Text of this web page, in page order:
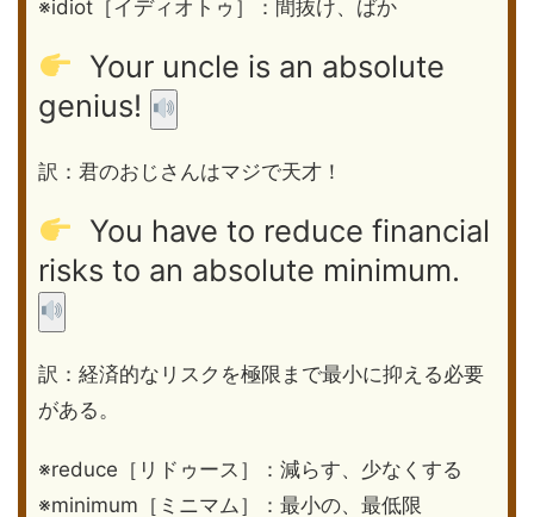
※idiot［イディオトゥ］：間抜け、ばか
Your uncle is an absolute
genius!
訳：君のおじさんはマジで天才！
You have to reduce financial
risks to an absolute minimum.
訳：経済的なリスクを極限まで最小に抑える必要
がある。
※reduce［リドゥース］：減らす、少なくする
※minimum［ミニマム］：最小の、最低限